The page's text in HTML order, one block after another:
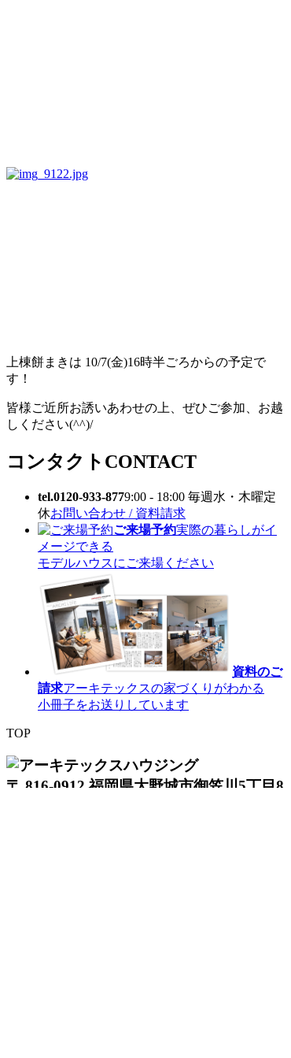
上棟餅まきは 10/7(金)16時半ごろからの予定で
す！
皆様ご近所お誘いあわせの上、ぜひご参加、お越
しください(^^)/
コンタクト CONTACT
tel.0120-933-8779:00 - 18:00 毎週水・木曜定
休お問い合わせ / 資料請求
ご来場予約実際の暮らしがイ
メージできる
モデルハウスにご来場ください
資料のご
請求アーキテックスの家づくりがわかる
小冊子をお送りしています
TOP
〒 816-0912 福岡県大野城市御笠川5丁目8